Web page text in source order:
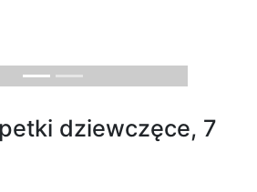
dziewczęce, 7